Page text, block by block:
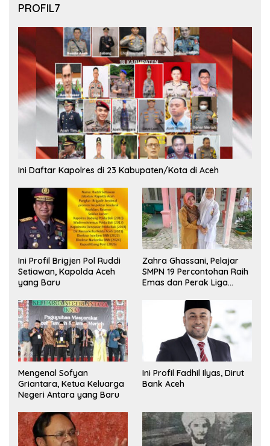
PROFIL7
Ini Daftar Kapolres di 23 Kabupaten/Kota di Aceh
Ini Profil Brigjen Pol Ruddi
Setiawan, Kapolda Aceh
yang Baru
Zahra Ghassani, Pelajar
SMPN 19 Percontohan Raih
Emas dan Perak Liga
Mengenal Sofyan
Griantara, Ketua Keluarga
Negeri Antara yang Baru
Ini Profil Fadhil Ilyas, Dirut
Bank Aceh